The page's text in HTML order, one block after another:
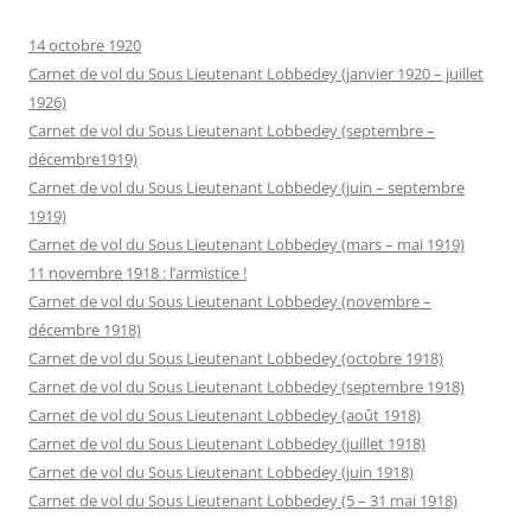
14 octobre 1920
Carnet de vol du Sous Lieutenant Lobbedey (janvier 1920 – juillet
1926)
Carnet de vol du Sous Lieutenant Lobbedey (septembre –
décembre1919)
Carnet de vol du Sous Lieutenant Lobbedey (juin – septembre
1919)
Carnet de vol du Sous Lieutenant Lobbedey (mars – mai 1919)
11 novembre 1918 : l’armistice !
Carnet de vol du Sous Lieutenant Lobbedey (novembre –
décembre 1918)
Carnet de vol du Sous Lieutenant Lobbedey (octobre 1918)
Carnet de vol du Sous Lieutenant Lobbedey (septembre 1918)
Carnet de vol du Sous Lieutenant Lobbedey (août 1918)
Carnet de vol du Sous Lieutenant Lobbedey (juillet 1918)
Carnet de vol du Sous Lieutenant Lobbedey (juin 1918)
Carnet de vol du Sous Lieutenant Lobbedey (5 – 31 mai 1918)